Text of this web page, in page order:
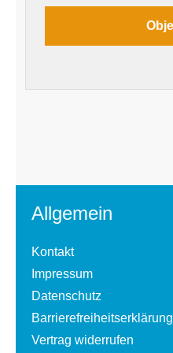
Allgemein
Kontakt
Impressum
Datenschutz
Barrierefreiheitserklärung
Vertrag widerrufen